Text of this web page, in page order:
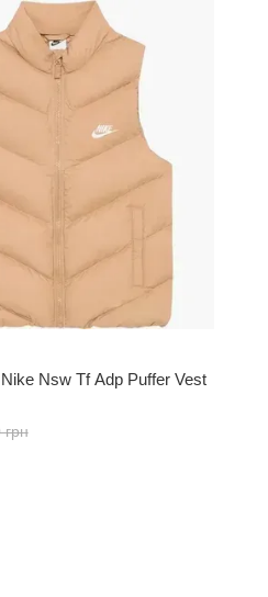
Nsw Tf Adp Puffer Vest
грн